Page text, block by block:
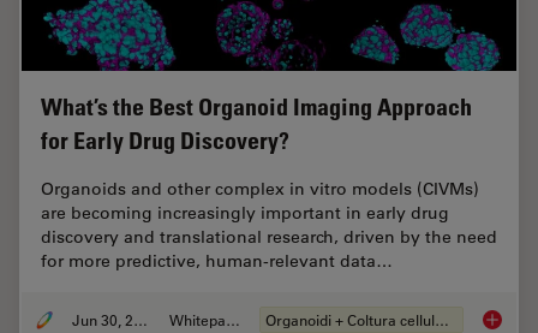
What’s the Best Organoid Imaging Approach
for Early Drug Discovery?
Organoids and other complex in vitro models (CIVMs)
are becoming increasingly important in early drug
discovery and translational research, driven by the need
for more predictive, human-relevant data…
Jun 30, 2026 Whitepaper Organoidi + Coltura cellulare 3D